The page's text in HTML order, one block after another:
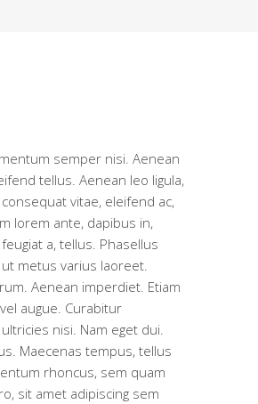
semper nisi. Aenean
tellus. Aenean leo ligula,
vitae, eleifend ac,
lorem ante, dapibus in,
a, tellus. Phasellus
metus varius laoreet.
Aenean imperdiet. Etiam
augue. Curabitur
nisi. Nam eget dui.
Maecenas tempus, tellus
rhoncus, sem quam
sit amet adipiscing sem